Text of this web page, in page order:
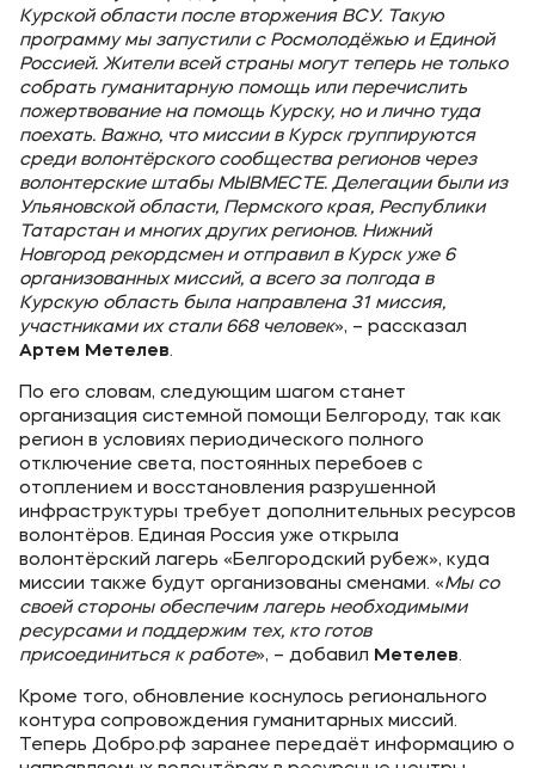
Курской области после вторжения ВСУ. Такую
программу мы запустили с Росмолодёжью и Единой
Россией. Жители всей страны могут теперь не только
собрать гуманитарную помощь или перечислить
пожертвование на помощь Курску, но и лично туда
поехать. Важно, что миссии в Курск группируются
среди волонтёрского сообщества регионов через
волонтерские штабы МЫВМЕСТЕ. Делегации были из
Ульяновской области, Пермского края, Республики
Татарстан и многих других регионов. Нижний
Новгород рекордсмен и отправил в Курск уже 6
организованных миссий, а всего за полгода в
Курскую область была направлена 31 миссия,
участниками их стали 668 человек», – рассказал
Артем Метелев.
По его словам, следующим шагом станет
организация системной помощи Белгороду, так как
регион в условиях периодического полного
отключение света, постоянных перебоев с
отоплением и восстановления разрушенной
инфраструктуры требует дополнительных ресурсов
волонтёров. Единая Россия уже открыла
волонтёрский лагерь «Белгородский рубеж», куда
миссии также будут организованы сменами. «Мы со
своей стороны обеспечим лагерь необходимыми
ресурсами и поддержим тех, кто готов
присоединиться к работе», – добавил Метелев.
Кроме того, обновление коснулось регионального
контура сопровождения гуманитарных миссий.
Теперь Добро.рф заранее передаёт информацию о